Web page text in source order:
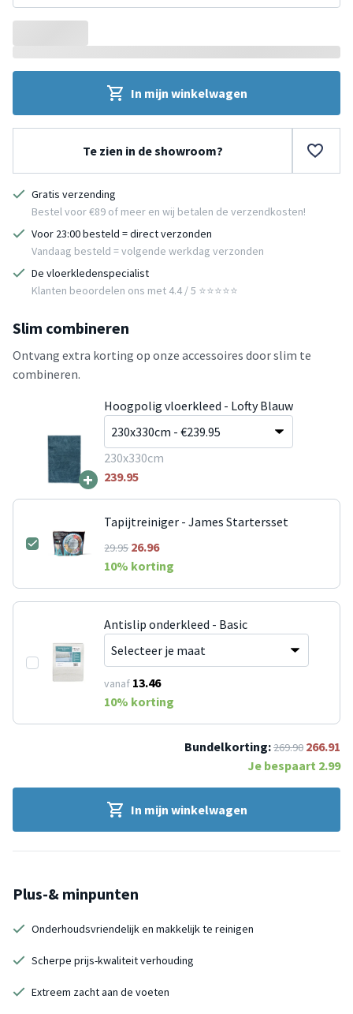
In mijn winkelwagen
Te zien in de showroom?
Gratis verzending
Bestel voor €89 of meer en wij betalen de verzendkosten!
Voor 23:00 besteld = direct verzonden
Vandaag besteld = volgende werkdag verzonden
De vloerkledenspecialist
Klanten beoordelen ons met 4.4 / 5 ⭐⭐⭐⭐⭐
Slim combineren
Ontvang extra korting op onze accessoires door slim te
combineren.
+
Hoogpolig vloerkleed - Lofty Blauw
230x330cm
239.95
Tapijtreiniger - James Startersset
29.9526.96
10% korting
Antislip onderkleed - Basic
vanaf 13.46
10% korting
Bundelkorting:269.90 266.91
Je bespaart 2.99
In mijn winkelwagen
Plus-& minpunten
Onderhoudsvriendelijk en makkelijk te reinigen
Scherpe prijs-kwaliteit verhouding
Extreem zacht aan de voeten